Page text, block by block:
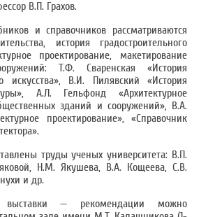
В.П. Грахов.
и справочников рассматриваются
история градостроительного
проектирование, макетирование
Т.Ф. Сваренская «История
искусства», В.И. Пилявский «История
А.Л. Гельфонд «Архитектурное
зданий и сооружений», В.А.
проектирование», «Справочник
труды ученых университета: В.П.
Н.М. Якушева, В.А. Кощеева, С.В.
и др.
— рекомендации можно